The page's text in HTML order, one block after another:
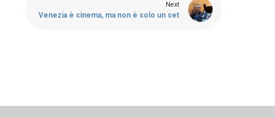
Next
Venezia è cinema, ma non è solo un set